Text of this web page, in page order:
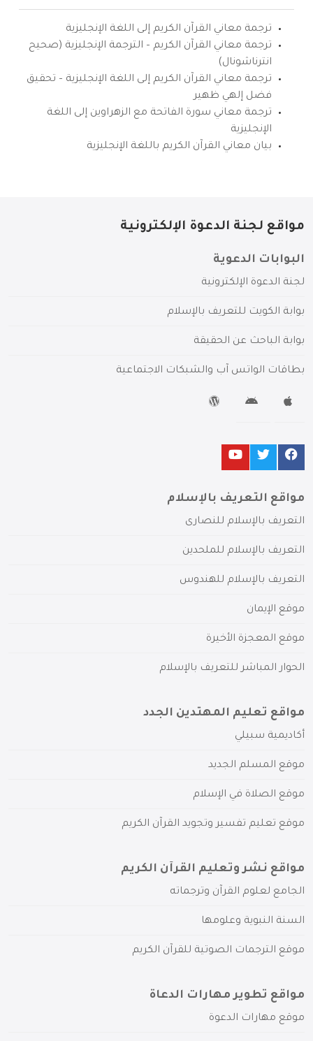
ترجمة معاني القرآن الكريم إلى اللغة الإنجليزية
ترجمة معاني القرآن الكريم – الترجمة الإنجليزية (صحيح
انترناشونال)
ترجمة معاني القرآن الكريم إلى اللغة الإنجليزية – تحقيق
فضل إلهي ظهير
ترجمة معاني سورة الفاتحة مع الزهراوين إلى اللغة
الإنجليزية
بيان معاني القرآن الكريم باللغة الإنجليزية
مواقع لجنة الدعوة الإلكترونية
البوابات الدعوية
لجنة الدعوة الإلكترونية
بوابة الكويت للتعريف بالإسلام
بوابة الباحث عن الحقيقة
بطاقات الواتس آب والشبكات الاجتماعية
مواقع التعريف بالإسلام
التعريف بالإسلام للنصارى
التعريف بالإسلام للملحدين
التعريف بالإسلام للهندوس
موقع الإيمان
موقع المعجزة الأخيرة
الحوار المباشر للتعريف بالإسلام
مواقع تعليم المهتدين الجدد
أكاديمية سبيلي
موقع المسلم الجديد
موقع الصلاة في الإسلام
موقع تعليم تفسير وتجويد القرآن الكريم
مواقع نشر وتعليم القرآن الكريم
الجامع لعلوم القرآن وترجماته
السنة النبوية وعلومها
موقع الترجمات الصوتية للقرآن الكريم
مواقع تطوير مهارات الدعاة
موقع مهارات الدعوة